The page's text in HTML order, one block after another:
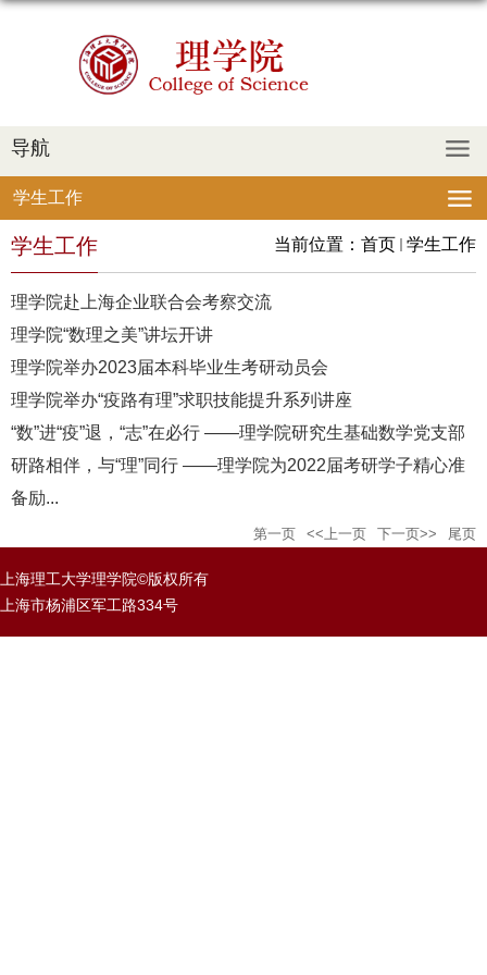
导航
学生工作
当前位置： 首页 学生工作
学生工作
理学院赴上海企业联合会考察交流
理学院“数理之美”讲坛开讲
理学院举办2023届本科毕业生考研动员会
理学院举办“疫路有理”求职技能提升系列讲座
“数”进“疫”退，“志”在必行 ——理学院研究生基础数学党支部
研路相伴，与“理”同行 ——理学院为2022届考研学子精心准
备励...
第一页 <<上一页 下一页>> 尾页
上海理工大学理学院©版权所有
上海市杨浦区军工路334号